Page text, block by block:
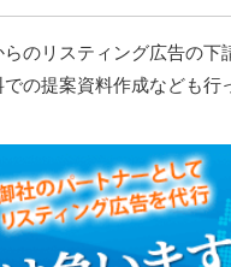
のリスティング広告の
の提案資料作成なども行